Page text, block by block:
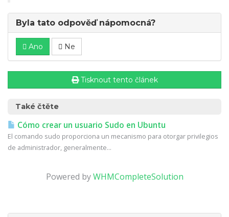
Byla tato odpověď nápomocná?
Ano Ne
Tisknout tento článek
Také čtěte
Cómo crear un usuario Sudo en Ubuntu
El comando sudo proporciona un mecanismo para otorgar privilegios
de administrador, generalmente...
Powered byWHMCompleteSolution